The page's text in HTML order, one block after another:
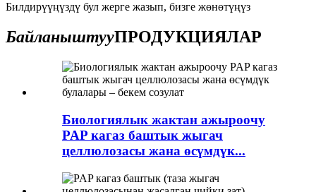
Билдирүүңүздү бул жерге жазып, бизге жөнөтүңүз
БайланыштууПРОДУКЦИЯЛАР
Биологиялык жактан ажыроочу
PAP кагаз баштык жыгач
целлюлозасы жана өсүмдүк...